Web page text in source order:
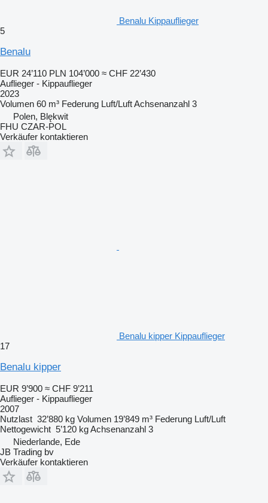
Benalu Kippauflieger
5
Benalu
EUR 24’110 PLN 104’000 ≈ CHF 22’430
Auflieger - Kippauflieger
2023
Volumen 60 m³ Federung Luft/LuftAchsenanzahl 3
Polen, Blękwit
FHU CZAR-POL
Verkäufer kontaktieren
Benalu kipper Kippauflieger
17
Benalu kipper
EUR 9’900 ≈ CHF 9’211
Auflieger - Kippauflieger
2007
Nutzlast 32’880 kg Volumen 19’849 m³ Federung Luft/Luft
Nettogewicht 5’120 kgAchsenanzahl 3
Niederlande, Ede
JB Trading bv
Verkäufer kontaktieren